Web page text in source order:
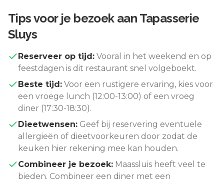
Tips voor je bezoek aan Tapasserie
Sluys
Reserveer op tijd: Vooral in het weekend en op
feestdagen is dit restaurant snel volgeboekt.
Beste tijd: Voor een rustigere ervaring, kies voor
een vroege lunch (12:00-13:00) of een vroeg
diner (17:30-18:30).
Dieetwensen: Geef bij reservering eventuele
allergieën of dieetvoorkeuren door zodat de
keuken hier rekening mee kan houden.
Combineer je bezoek: Maassluis heeft veel te
bieden. Combineer een diner met een